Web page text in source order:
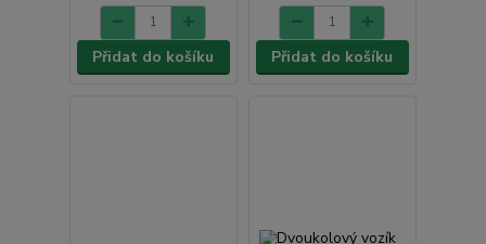
Přidat do košíku Přidat do košíku